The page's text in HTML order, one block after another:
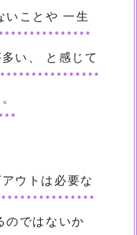
いことや 一生
い、 と感じて
ウトは必要な
のではないか